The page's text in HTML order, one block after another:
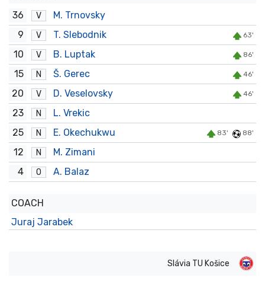
36
V
M. Trnovsky
9
V T. Slebodnik 63'
10 V B. Luptak 86'
15 N Š. Gerec 46'
20 V D. Veselovsky 46'
23 N
L. Vrekic
25
N E. Okechukwu 83' 88'
12 N
M. Zimani
4
O A. Balaz
COACH
Juraj Jarabek
Slávia TU Košice